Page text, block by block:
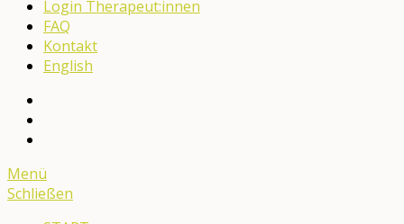
Login Therapeut:innen
FAQ
Kontakt
English
Menü
Schließen